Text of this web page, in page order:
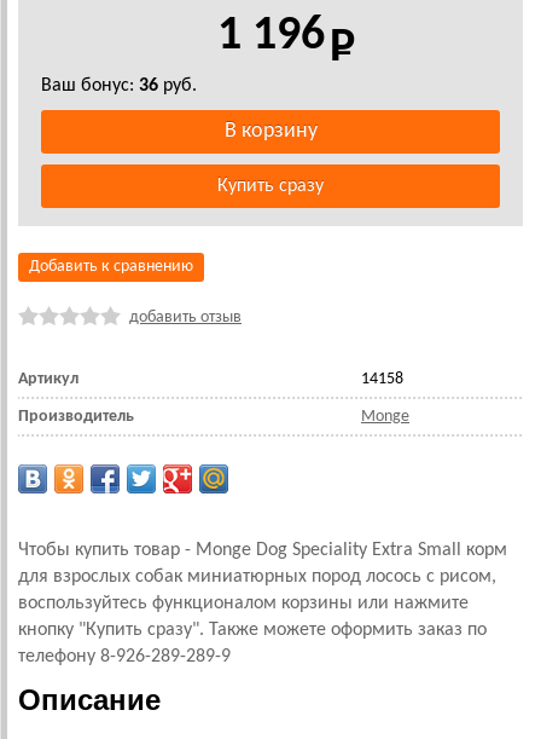
1 196
Ваш бонус: 36 руб.
Добавить к сравнению
добавить отзыв
Артикул 14158
Производитель Monge
Чтобы купить товар - Monge Dog Speciality Extra Small корм
для взрослых собак миниатюрных пород лосось с рисом,
воспользуйтесь функционалом корзины или нажмите
кнопку "Купить сразу". Также можете оформить заказ по
телефону 8-926-289-289-9
Описание